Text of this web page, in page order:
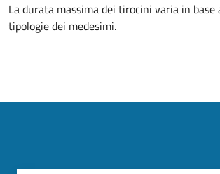
La durata massima dei tirocini varia in base
tipologie dei medesimi.